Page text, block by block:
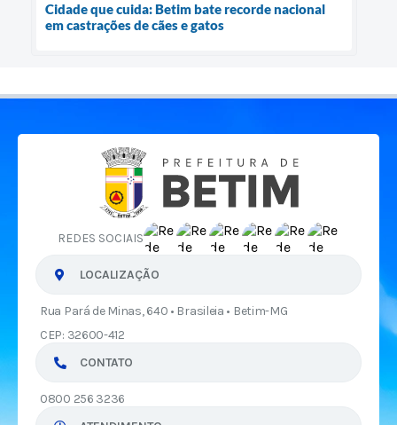
Cidade que cuida: Betim bate recorde nacional
em castrações de cães e gatos
REDES SOCIAIS
LOCALIZAÇÃO
Rua Pará de Minas, 640 • Brasileia • Betim-MG
CEP: 32600-412
CONTATO
0800 256 3236